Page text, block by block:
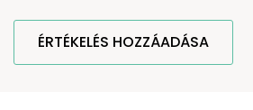
ÉRTÉKELÉS HOZZÁADÁSA